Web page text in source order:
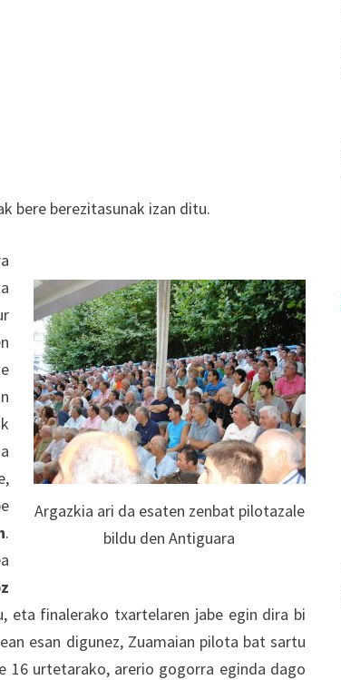
bere berezitasunak izan ditu.
Argazkia ari da esaten zenbat pilotazale
bildu den Antiguara
k
.
eta finalerako txartelaren jabe egin dira bi
esan digunez, Zuamaian pilota bat sartu
16 urtetarako, arerio gogorra eginda dago